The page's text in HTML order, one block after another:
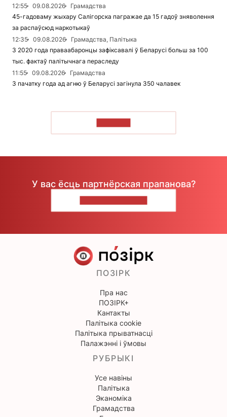
12:55
09.08.2026
Грамадства
45-гадоваму жыхару Салігорска пагражае да 15 гадоў зняволення
за распаўсюд наркотыкаў
12:35
09.08.2026
Грамадства, Палітыка
З 2020 года праваабаронцы зафіксавалі ў Беларусі больш за 100
тыс. фактаў палітычнага пераследу
11:55
09.08.2026
Грамадства
З пачатку года ад агню ў Беларусі загінула 350 чалавек
У вас ёсць партнёрская прапанова?
ПОЗІРК
Пра нас
ПОЗІРК+
Кантакты
Палітыка cookie
Палітыка прыватнасці
Палажэнні і ўмовы
РУБРЫКІ
Усе навіны
Палітыка
Эканоміка
Грамадства